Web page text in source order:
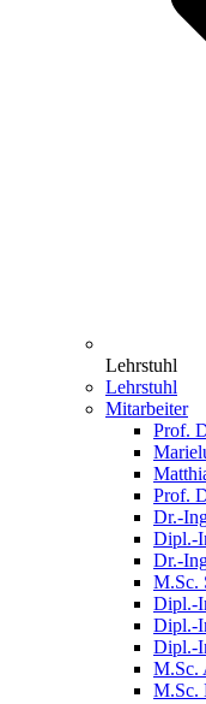
Lehrstuhl
Lehrstuhl
Mitarbeiter
Prof.
Prof.
Dr.-
Dipl.-
Dr.-
M.Sc.
Dipl.-
Dipl.-
Dipl.-
M.Sc.
M.Sc.